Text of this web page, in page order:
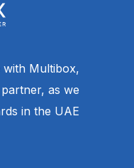
with Multibox,
as we
in the UAE.